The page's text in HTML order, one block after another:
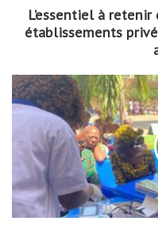
L’essentiel à
établissements